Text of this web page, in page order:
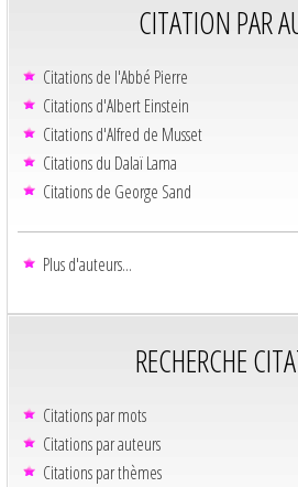
CITATION PAR
Citations de l'Abbé Pierre
Citations d'Albert Einstein
Citations d'Alfred de Musset
Citations du Dalaï Lama
Citations de George Sand
Plus d'auteurs...
RECHERCHE
Citations par mots
Citations par auteurs
Citations par thèmes